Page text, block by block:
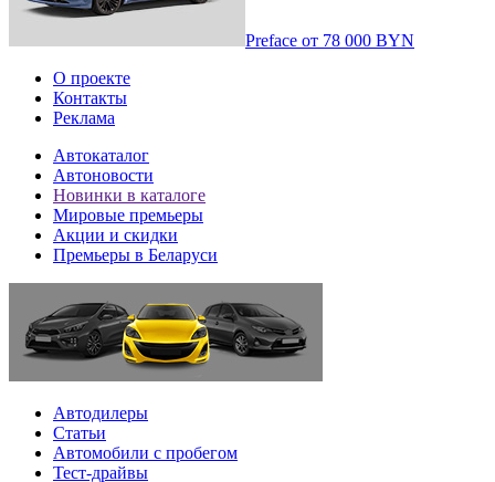
Preface от 78 000 BYN
О проекте
Контакты
Реклама
Автокаталог
Автоновости
Новинки в каталоге
Мировые премьеры
Акции и скидки
Премьеры в Беларуси
Автодилеры
Статьи
Автомобили с пробегом
Тест-драйвы